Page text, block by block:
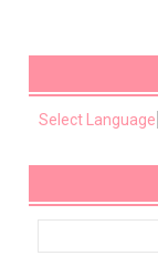
Select Language